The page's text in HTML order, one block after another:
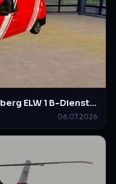
MB Vito 2017 Feuerwehr Mittelberg ELW 1 B-Dienst im Duisburger Design
06.07.2026